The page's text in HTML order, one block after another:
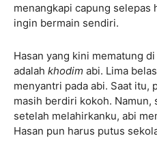
menangkapi capung selepas
ingin bermain sendiri.
Hasan yang kini mematung
adalah khodim abi. Lima
menyantri pada abi. Saat itu,
masih berdiri kokoh. Namun,
setelah melahirkanku, abi
Hasan pun harus putus